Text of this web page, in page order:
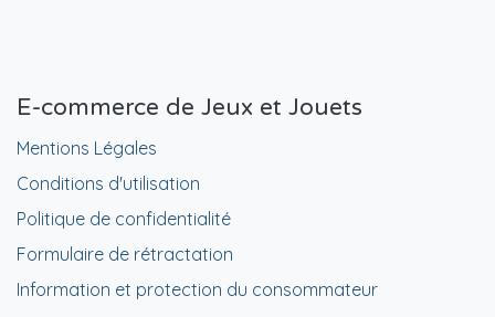
E-commerce de Jeux et Jouets
Mentions Légales
Conditions d'utilisation
Politique de confidentialité
Formulaire de rétractation
Information et protection du consommateur